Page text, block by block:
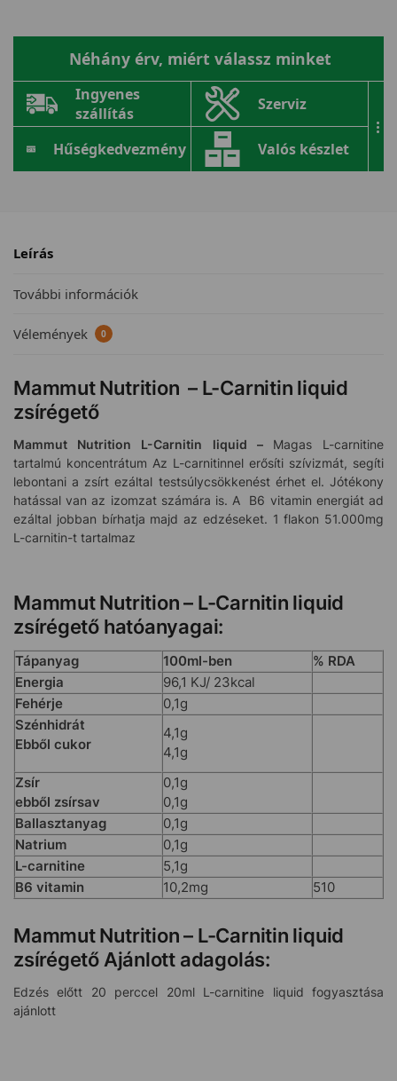
Néhány érv, miért válassz minket
Ingyenes
szállítás
Szerviz
Hűségkedvezmény Valós készlet
...
Leírás
További információk
Vélemények 0
Mammut Nutrition – L-Carnitin liquid
zsírégető
Mammut Nutrition L-Carnitin liquid – Magas L-carnitine
tartalmú koncentrátum Az L-carnitinnel erősíti szívizmát, segíti
lebontani a zsírt ezáltal testsúlycsökkenést érhet el. Jótékony
hatással van az izomzat számára is. A B6 vitamin energiát ad
ezáltal jobban bírhatja majd az edzéseket. 1 flakon 51.000mg
L-carnitin-t tartalmaz
Mammut Nutrition – L-Carnitin liquid
zsírégető hatóanyagai:
Tápanyag 100ml-ben
% RDA
Energia
96,1 KJ/ 23kcal
Fehérje
0,1g
Szénhidrát
Ebből cukor
4,1g
4,1g
Zsír
ebből zsírsav
0,1g
0,1g
Ballasztanyag
0,1g
Natrium
0,1g
L-carnitine
5,1g
B6 vitamin
10,2mg 510
Mammut Nutrition – L-Carnitin liquid
zsírégető Ajánlott adagolás:
Edzés előtt 20 perccel 20ml L-carnitine liquid fogyasztása
ajánlott